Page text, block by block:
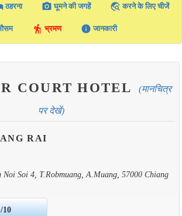
ठहरना photo_camera घूमने की जगहें travel_explore करने के लिए चीजें
hiking भ्रमण info जानकारी
COURT HOTEL (मानचित्र
पर देखें)
RAI
Noi Soi 4, T.Robmuang, A.Muang, 57000 Chiang
/10